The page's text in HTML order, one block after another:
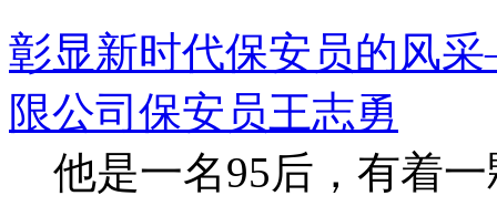
彰显新时代保安员的风
限公司保安员王志勇
他是一名95后，有着